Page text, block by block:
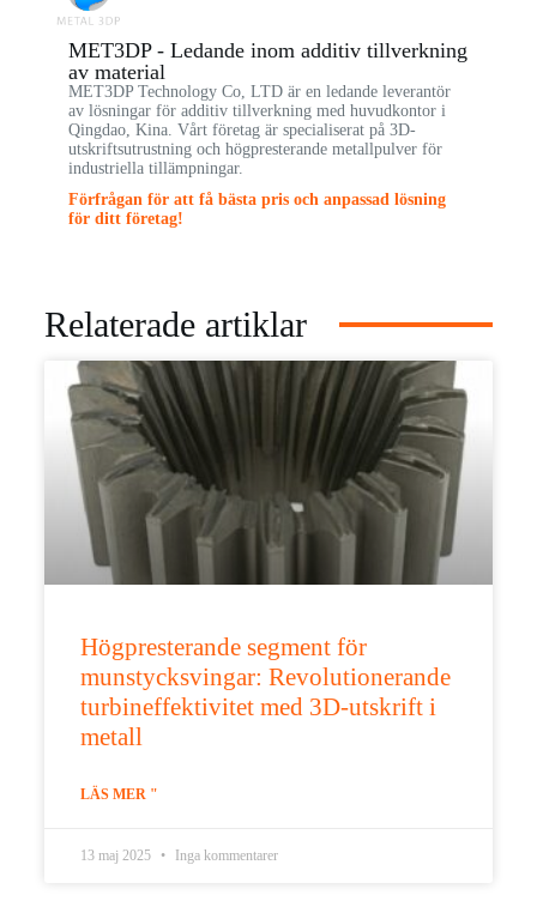
MET3DP - Ledande inom additiv tillverkning
av material
MET3DP Technology Co, LTD är en ledande leverantör
av lösningar för additiv tillverkning med huvudkontor i
Qingdao, Kina. Vårt företag är specialiserat på 3D-
utskriftsutrustning och högpresterande metallpulver för
industriella tillämpningar.
Förfrågan för att få bästa pris och anpassad lösning
för ditt företag!
Relaterade artiklar
Högpresterande segment för
munstycksvingar: Revolutionerande
turbineffektivitet med 3D-utskrift i
metall
LÄS MER "
13 maj 2025 Inga kommentarer